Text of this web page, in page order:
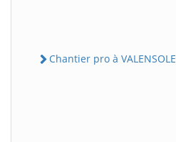
Chantier pro à VALENSOLE